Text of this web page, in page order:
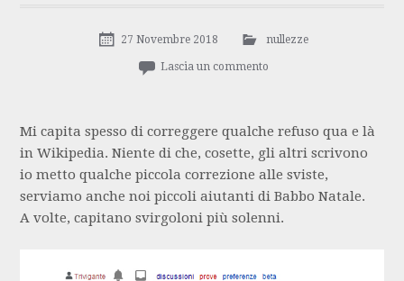
27 Novembre 2018 nullezze
Lascia un commento
Mi capita spesso di correggere qualche refuso qua e là
in Wikipedia. Niente di che, cosette, gli altri scrivono
io metto qualche piccola correzione alle sviste,
serviamo anche noi piccoli aiutanti di Babbo Natale.
A volte, capitano svirgoloni più solenni.